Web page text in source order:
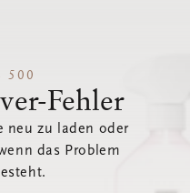
500
Fehler
neu zu laden oder
das Problem